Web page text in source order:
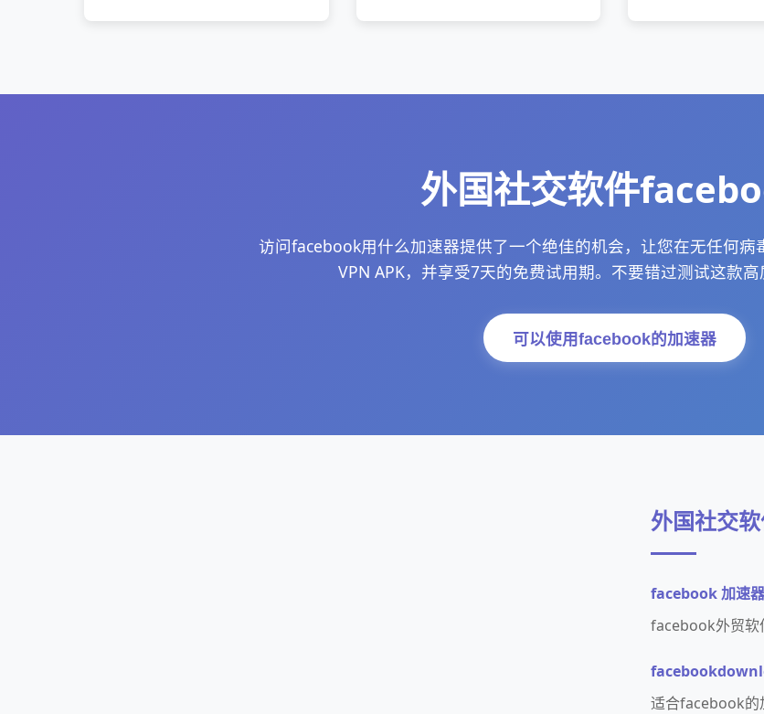
外国社交软件
访问facebook用什么加速器提供了一个绝佳的机会，让您在无任何病
VPN APK，并享受7天的免费试用期。不要错过测试这款高
可以使用facebook的加速器
外国社交
facebook 加速器
facebook外贸软
适合facebook的